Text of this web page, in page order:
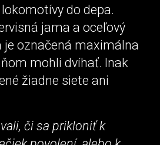
do depa.
jama a oceľový
je označená maximálna
mohli dvíhať. Inak
žiadne siete ani
či sa prikloniť k